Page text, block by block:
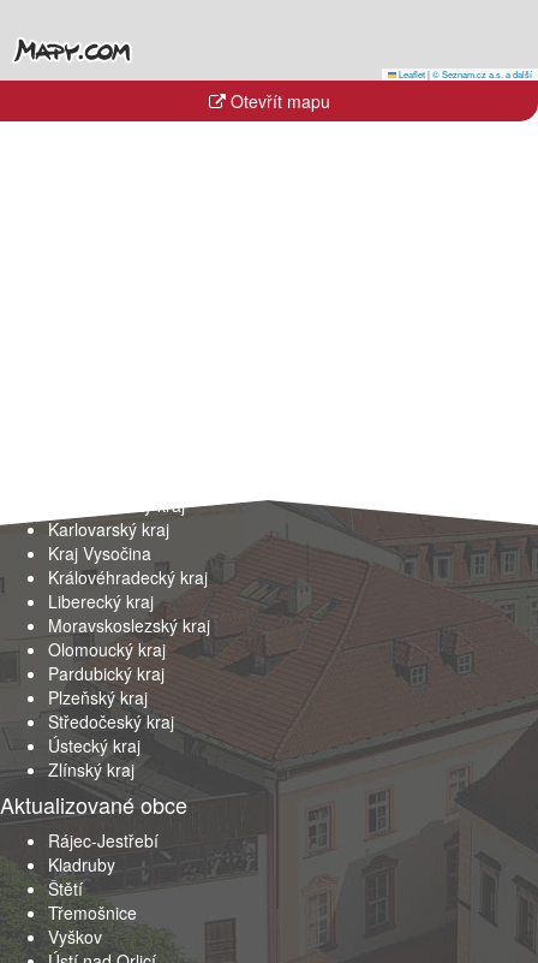
Leaflet|© Seznam.cz a.s. a další
Otevřít mapu
Jihomoravský kraj
Karlovarský kraj
Kraj Vysočina
Královéhradecký kraj
Liberecký kraj
Moravskoslezský kraj
Olomoucký kraj
Pardubický kraj
Plzeňský kraj
Středočeský kraj
Ústecký kraj
Zlínský kraj
Aktualizované obce
Rájec-Jestřebí
Kladruby
Štětí
Třemošnice
Vyškov